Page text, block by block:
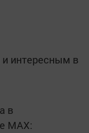
интересным в
в
MАХ: